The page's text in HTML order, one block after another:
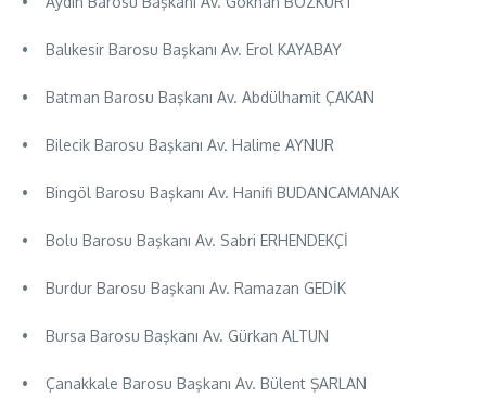
• Balıkesir Barosu Başkanı Av. Erol KAYABAY
• Batman Barosu Başkanı Av. Abdülhamit ÇAKAN
• Bilecik Barosu Başkanı Av. Halime AYNUR
• Bingöl Barosu Başkanı Av. Hanifi BUDANCAMANAK
• Bolu Barosu Başkanı Av. Sabri ERHENDEKÇİ
• Burdur Barosu Başkanı Av. Ramazan GEDİK
• Bursa Barosu Başkanı Av. Gürkan ALTUN
• Çanakkale Barosu Başkanı Av. Bülent ŞARLAN